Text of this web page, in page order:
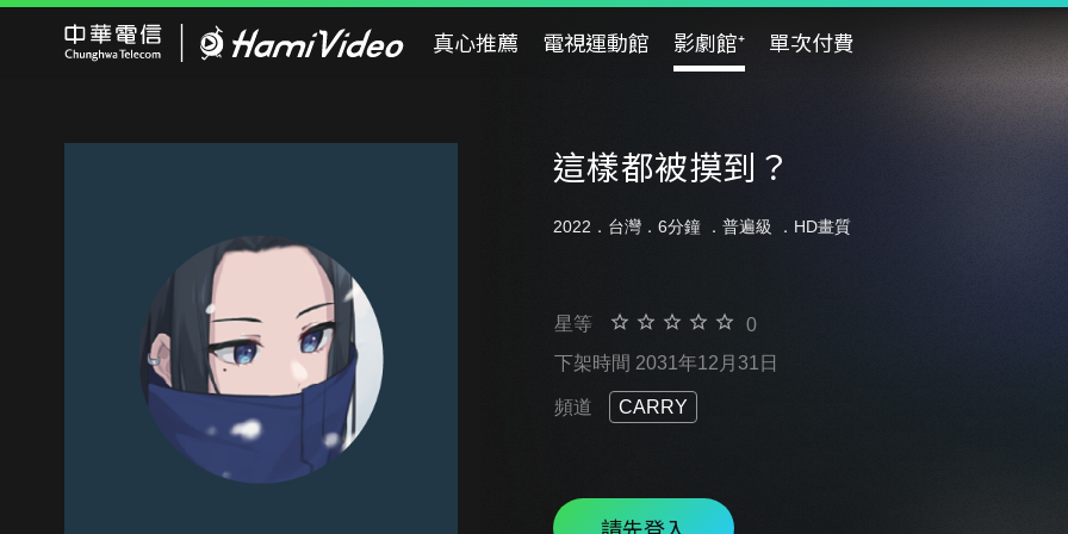
真心推薦 電視運動館 影劇館⁺ 單次付費
這樣都被摸到？
2022．台灣．6分鐘 ． 普遍級 ．HD畫質
星等
0
下架時間 2031年12月31日
頻道 CARRY